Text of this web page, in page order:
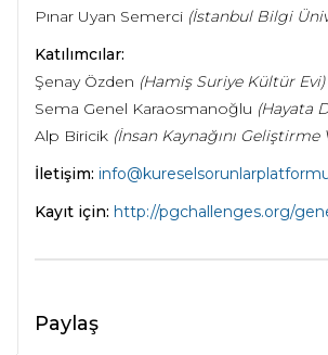
Pınar Uyan Semerci (İstanbul Bilgi
Katılımcılar:
Şenay Özden (Hamiş Suriye Kültür Evi)
Sema Genel Karaosmanoğlu (Hayata
Alp Biricik(İnsan Kaynağını Geliştirme
İletişim:
Kayıt için: http://pgchallenges.org/
Paylaş